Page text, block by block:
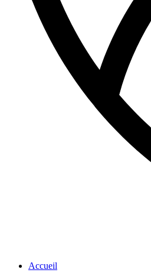
Accueil